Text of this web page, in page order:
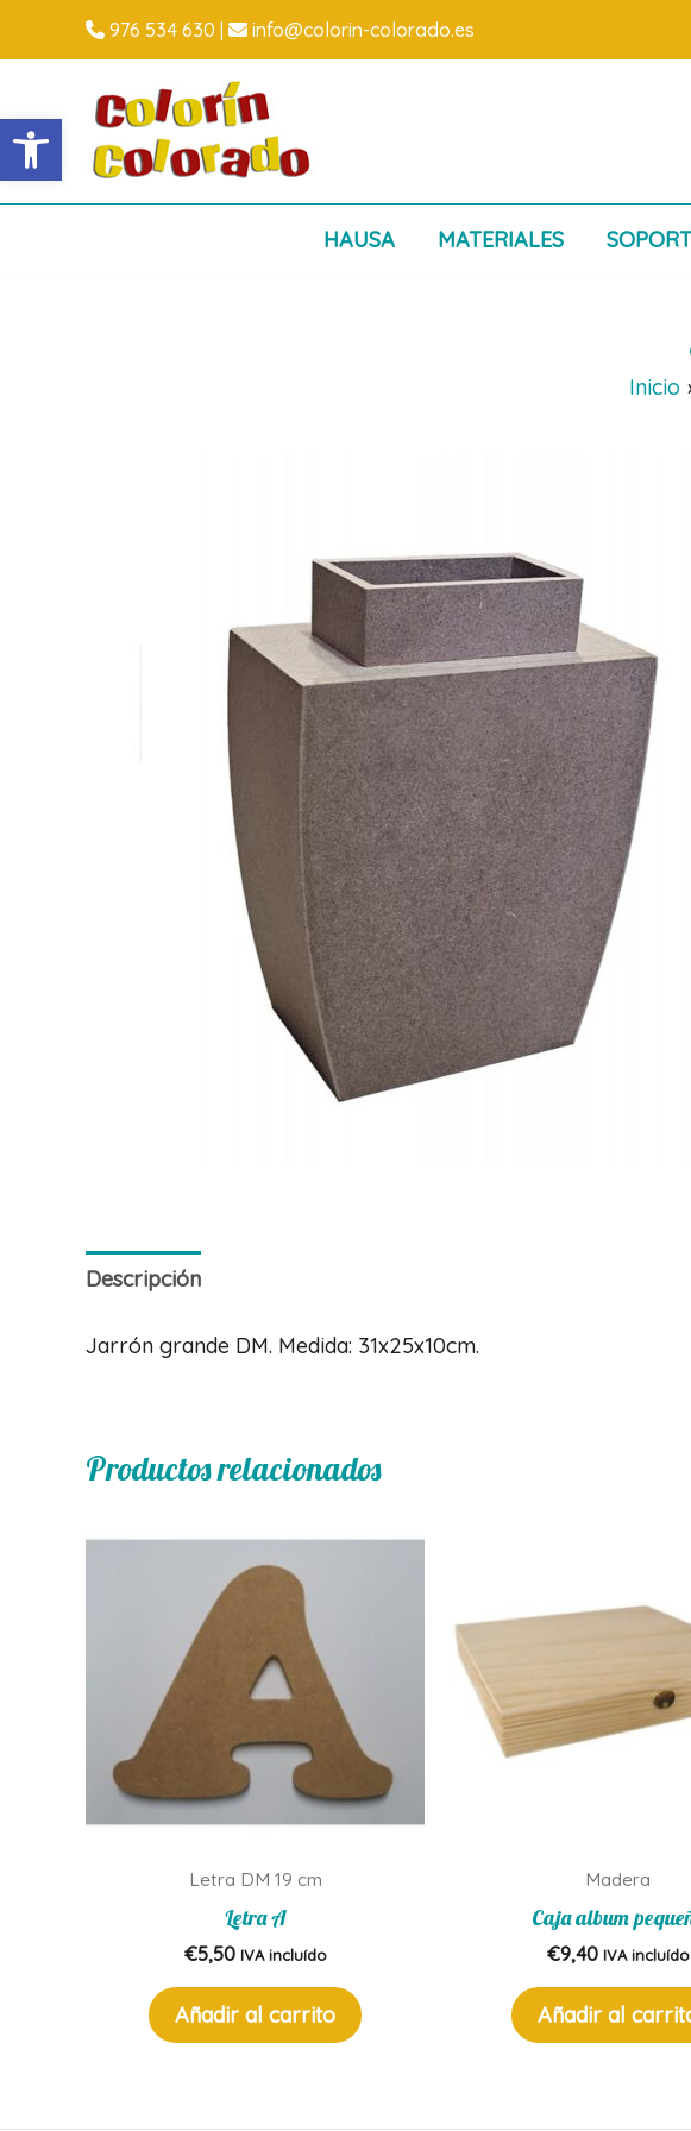
Abrir barra de herramientas
976 534 630 | info@colorin-colorado.es
HAUSA MATERIALES
Inicio
Descripción
Jarrón grande DM. Medida: 31x25x10cm.
Productos relacionados
Letra DM 19 cm
Letra A
€5,50 IVA incluído
Añadir al carrito
Madera
Caja album
€9,40 IVA incluído
Añadir al